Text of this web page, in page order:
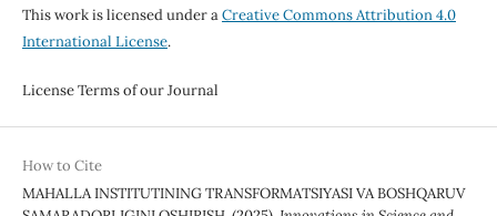
This work is licensed under aCreative Commons Attribution 4.0
International License.
License Terms of our Journal
How to Cite
MAHALLA INSTITUTINING TRANSFORMATSIYASI VA BOSHQARUV